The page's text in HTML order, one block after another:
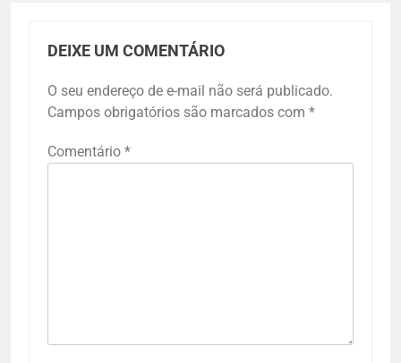
DEIXE UM COMENTÁRIO
O seu endereço de e-mail não será publicado.
Campos obrigatórios são marcados com *
Comentário *